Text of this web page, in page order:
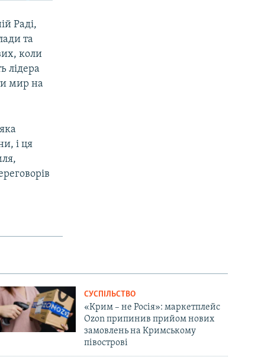
Раді,
та
коли
лідера
мир на
і ця
СУСПІЛЬСТВО
«Крим – не Росія»: маркетплейс
Ozon припинив прийом нових
замовлень на Кримському
півострові